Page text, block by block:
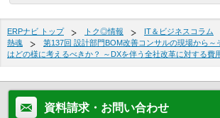
ERPナビ トップ トク◎情報 IT＆ビジネスコラム
熱魂
第137回 設計部門BOM改善コンサルの現場から～
はどの様に考えるべきか？ ～DXを伴う全社改革に対する費
資料請求・お問い合わせ